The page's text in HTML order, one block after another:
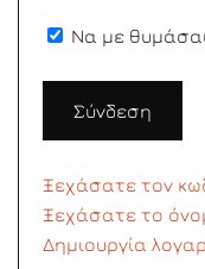
Να με θυμάσαι
Σύνδεση
Ξεχάσατε τον
Ξεχάσατε το
Δημιουργία